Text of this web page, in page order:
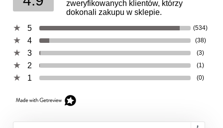
zweryfikowanych klientów, którzy
dokonali zakupu w sklepie.
5
(534)
4 (38)
3 (3)
2 (1)
1 (0)